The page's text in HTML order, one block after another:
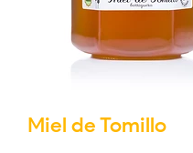
Miel de Tomillo